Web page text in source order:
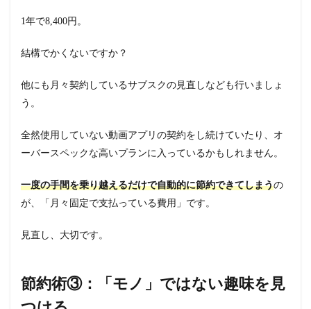
1年で8,400円。
結構でかくないですか？
他にも月々契約しているサブスクの見直しなども行いましょ
う。
全然使用していない動画アプリの契約をし続けていたり、オ
ーバースペックな高いプランに入っているかもしれません。
一度の手間を乗り越えるだけで自動的に節約できてしまうの
が、「月々固定で支払っている費用」です。
見直し、大切です。
節約術③：「モノ」ではない趣味を見